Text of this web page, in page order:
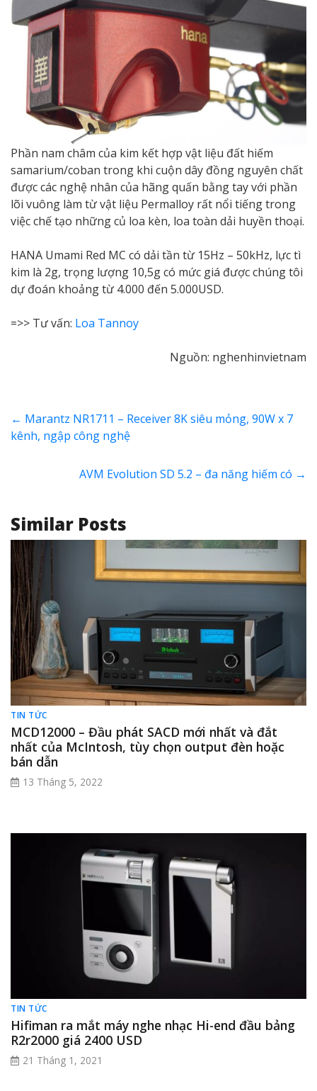
Phần nam châm của kim kết hợp vật liệu đất hiếm
samarium/coban trong khi cuộn dây đồng nguyên chất
được các nghệ nhân của hãng quấn bằng tay với phần
lõi vuông làm từ vật liệu Permalloy rất nổi tiếng trong
việc chế tạo những củ loa kèn, loa toàn dải huyền thoại.
HANA Umami Red MC có dải tần từ 15Hz – 50kHz, lực tì
kim là 2g, trọng lượng 10,5g có mức giá được chúng tôi
dự đoán khoảng từ 4.000 đến 5.000USD.
=>> Tư vấn: Loa Tannoy
Nguồn: nghenhinvietnam
← Marantz NR1711 – Receiver 8K siêu mỏng, 90W x 7
kênh, ngập công nghệ
AVM Evolution SD 5.2 – đa năng hiếm có →
Similar Posts
TIN TỨC
MCD12000 – Đầu phát SACD mới nhất và đắt
nhất của McIntosh, tùy chọn output đèn hoặc
bán dẫn
13 Tháng 5, 2022
TIN TỨC
Hifiman ra mắt máy nghe nhạc Hi-end đầu bảng
R2r2000 giá 2400 USD
21 Tháng 1, 2021